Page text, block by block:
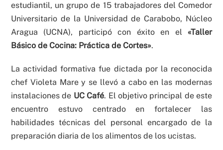
estudiantil, un grupo de 15 trabajadores del Comedor
Universitario de la Universidad de Carabobo, Núcleo
Aragua (UCNA), participó con éxito en el «Taller
Básico de Cocina: Práctica de Cortes».
La actividad formativa fue dictada por la reconocida
chef Violeta Mare y se llevó a cabo en las modernas
instalaciones de UC Café. El objetivo principal de este
encuentro estuvo centrado en fortalecer las
habilidades técnicas del personal encargado de la
preparación diaria de los alimentos de los ucistas.